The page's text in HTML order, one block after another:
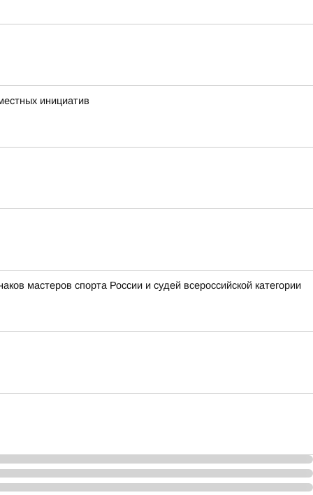
инициатив
мастеров спорта России и судей всероссийской категории